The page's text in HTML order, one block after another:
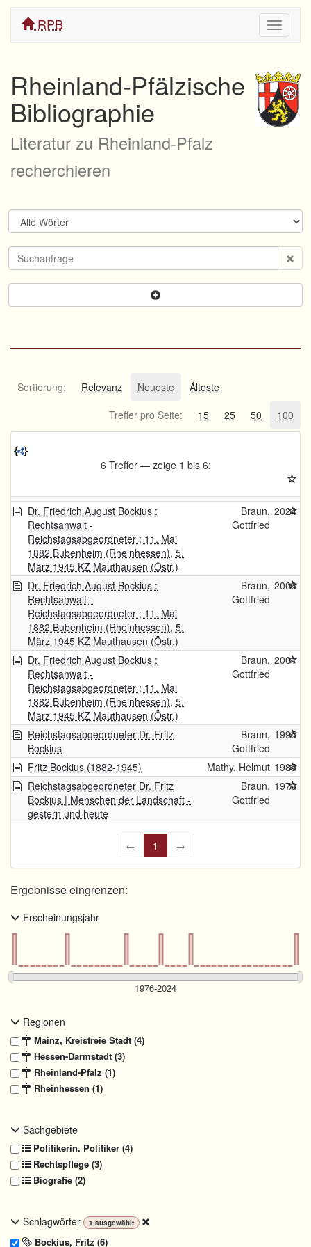
ein/
RPB
Rheinland-Pfälzische
Bibliographie
Literatur zu Rheinland-Pfalz
recherchieren
Sortierung: Relevanz Neueste
Älteste
Treffer pro Seite:
15 25 50 100
6 Treffer — zeige 1 bis 6:
Dr. Friedrich August Bockius :
Rechtsanwalt -
Reichstagsabgeordneter ; 11. Mai
1882 Bubenheim (Rheinhessen), 5.
März 1945 KZ Mauthausen (Östr.)
Braun,
Gottfried
2024
Dr. Friedrich August Bockius :
Rechtsanwalt -
Reichstagsabgeordneter ; 11. Mai
1882 Bubenheim (Rheinhessen), 5.
März 1945 KZ Mauthausen (Östr.)
Braun,
Gottfried
2006
Dr. Friedrich August Bockius :
Rechtsanwalt -
Reichstagsabgeordneter ; 11. Mai
1882 Bubenheim (Rheinhessen), 5.
März 1945 KZ Mauthausen (Östr.)
Braun,
Gottfried
2001
Reichstagsabgeordneter Dr. Fritz
Bockius
Braun,
Gottfried
1995
Fritz Bockius (1882-1945) Mathy, Helmut 1985
Reichstagsabgeordneter Dr. Fritz
Bockius | Menschen der Landschaft -
gestern und heute
Braun,
Gottfried
1976
← 1 →
Ergebnisse eingrenzen:
Erscheinungsjahr
Regionen
Mainz, Kreisfreie Stadt (4)
Hessen-Darmstadt (3)
Rheinland-Pfalz (1)
Rheinhessen (1)
Sachgebiete
Politikerin. Politiker (4)
Rechtspflege (3)
Biografie (2)
Schlagwörter 1 ausgewählt
Bockius, Fritz (6)